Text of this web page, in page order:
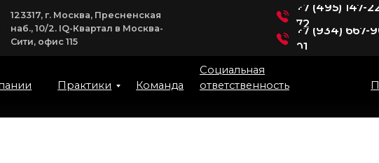
+7 (495) 147-22-
72
+7 (934) 667-90-
01
123317, г. Москва, Пресненская
10/2. IQ-Квартал в Москва-
Сити, офис 115
Практики Команда
Социальная
ответственность